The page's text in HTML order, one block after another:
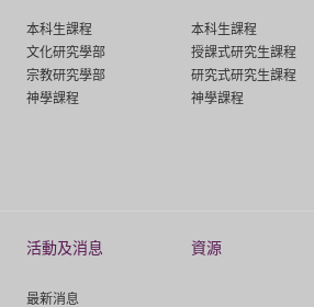
本科生課程
文化研究學部
宗教研究學部
神學課程
本科生課程
授課式研究生課程
研究式研究生課程
神學課程
活動及消息
最新消息
資源